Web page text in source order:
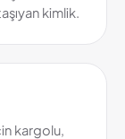
kimlik.
kargolu,